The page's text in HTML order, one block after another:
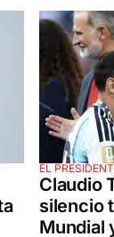
EL
Claudio
silencio
Mundial